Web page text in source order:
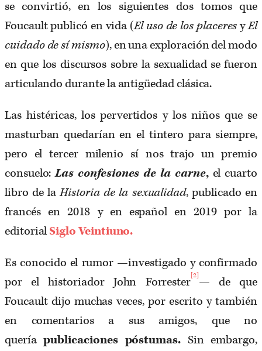
se convirtió, en los siguientes dos tomos que
Foucault publicó en vida (El uso de los placeresyEl
cuidado de sí mismo), en una exploración del modo
en que los discursos sobre la sexualidad se fueron
articulando durante la antigüedad clásica.
Las histéricas, los pervertidos y los niños que se
masturban quedarían en el tintero para siempre,
pero el tercer milenio sí nos trajo un premio
consuelo:Las confesiones de la carne,el cuarto
libro de laHistoria de la sexualidad, publicado en
francés en 2018 y en español en 2019 por la
editorialSiglo Veintiuno.
Es conocido el rumor —investigado y confirmado
por el historiador John Forrester [2] — de que
Foucault dijo muchas veces, por escrito y también
en comentarios a sus amigos, que no
queríapublicaciones póstumas.Sin embargo,